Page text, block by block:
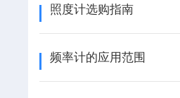
照度计选购指南
频率计的应用范围